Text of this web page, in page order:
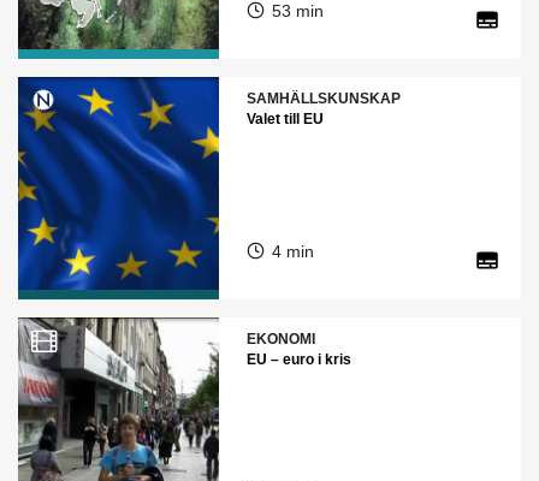
53 min
SAMHÄLLSKUNSKAP
Valet till EU
4 min
EKONOMI
EU – euro i kris